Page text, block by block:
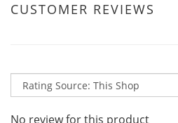
CUSTOMER REVIEWS
No review for this product